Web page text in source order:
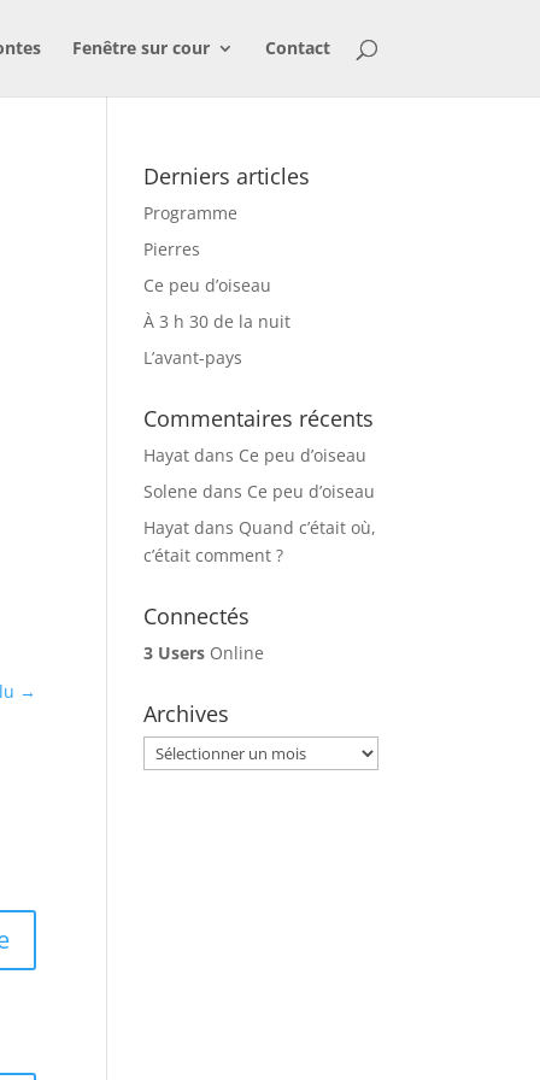
Fenêtre sur cour Contact
→
Derniers articles
Programme
Pierres
Ce peu d’oiseau
À 3 h 30 de la nuit
L’avant-pays
Commentaires récents
Hayat dans Ce peu d’oiseau
Solene dans Ce peu d’oiseau
Hayat dans Quand c’était où,
c’était comment ?
Connectés
3 Users Online
Archives
Archives